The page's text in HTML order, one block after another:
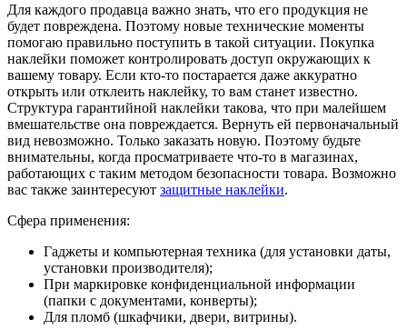
Для каждого продавца важно знать, что его продукция не
будет повреждена. Поэтому новые технические моменты
помогаю правильно поступить в такой ситуации. Покупка
наклейки поможет контролировать доступ окружающих к
вашему товару. Если кто-то постарается даже аккуратно
открыть или отклеить наклейку, то вам станет известно.
Структура гарантийной наклейки такова, что при малейшем
вмешательстве она повреждается. Вернуть ей первоначальный
вид невозможно. Только заказать новую. Поэтому будьте
внимательны, когда просматриваете что-то в магазинах,
работающих с таким методом безопасности товара. Возможно
вас также заинтересуют защитные наклейки.
Сфера применения:
Гаджеты и компьютерная техника (для установки даты,
установки производителя);
При маркировке конфиденциальной информации
(папки с документами, конверты);
Для пломб (шкафчики, двери, витрины).